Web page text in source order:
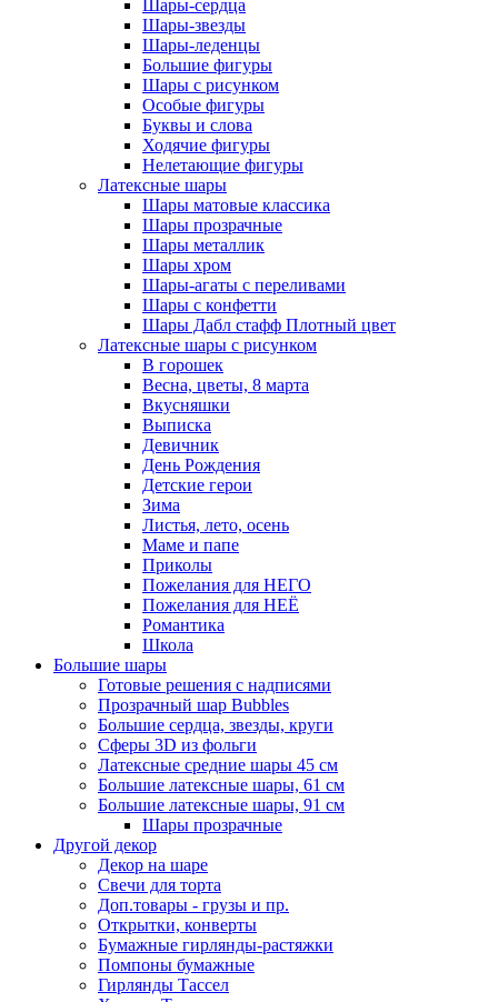
Шары-сердца
Шары-звезды
Шары-леденцы
Большие фигуры
Шары с рисунком
Особые фигуры
Буквы и слова
Ходячие фигуры
Нелетающие фигуры
Латексные шары
Шары матовые классика
Шары прозрачные
Шары металлик
Шары хром
Шары-агаты с переливами
Шары с конфетти
Шары Дабл стафф Плотный цвет
Латексные шары с рисунком
В горошек
Весна, цветы, 8 марта
Вкусняшки
Выписка
Девичник
День Рождения
Детские герои
Зима
Листья, лето, осень
Маме и папе
Приколы
Пожелания для НЕГО
Пожелания для НЕЁ
Романтика
Школа
Большие шары
Готовые решения с надписями
Прозрачный шар Bubbles
Большие сердца, звезды, круги
Сферы 3D из фольги
Латексные средние шары 45 см
Большие латексные шары, 61 см
Большие латексные шары, 91 см
Шары прозрачные
Другой декор
Декор на шаре
Свечи для торта
Доп.товары - грузы и пр.
Открытки, конверты
Бумажные гирлянды-растяжки
Помпоны бумажные
Гирлянды Тассел